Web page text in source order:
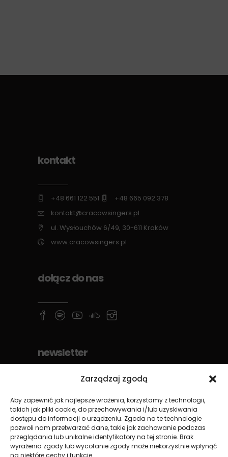
Zarządzaj zgodą
Aby zapewnić jak najlepsze wrażenia, korzystamy z technologii,
takich jak pliki cookie, do przechowywania i/lub uzyskiwania
dostępu do informacji o urządzeniu. Zgoda na te technologie
pozwoli nam przetwarzać dane, takie jak zachowanie podczas
przeglądania lub unikalne identyfikatory na tej stronie. Brak
wyrażenia zgody lub wycofanie zgody może niekorzystnie wpłynąć
na niektóre cechy i funkcje.
kontakt
+48 661 122 551
+48 665 092 378
kontakt@cracowsingers.pl
ul. Wysłouchów 6/49, 30-611 Kraków
www.cracowsingers.pl
dołącz do nas
newsletter